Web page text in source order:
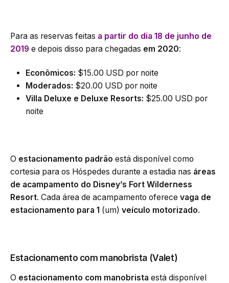
Para as reservas feitas a partir do dia 18 de junho de
2019 e depois disso para chegadas em 2020:
Econômicos: $15.00 USD por noite
Moderados: $20.00 USD por noite
Villa Deluxe e Deluxe Resorts: $25.00 USD por
noite
O estacionamento padrão está disponível como
cortesia para os Hóspedes durante a estadia nas áreas
de acampamento do Disney’s Fort Wilderness
Resort. Cada área de acampamento oferece vaga de
estacionamento para 1 (um) veículo motorizado.
Estacionamento com manobrista (Valet)
O estacionamento com manobrista está disponível